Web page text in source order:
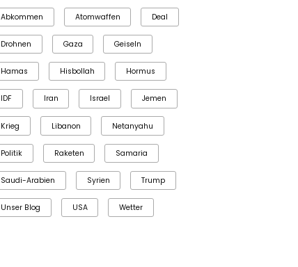
Abkommen Atomwaffen Deal
Drohnen Gaza Geiseln
Hamas Hisbollah Hormus
IDF Iran Israel Jemen
Krieg Libanon Netanyahu
Politik Raketen Samaria
Saudi-Arabien Syrien Trump
Unser Blog USA Wetter